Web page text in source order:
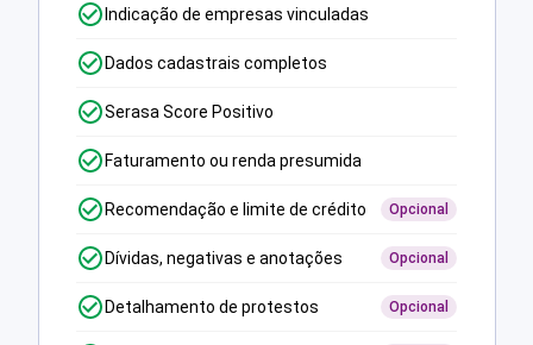
Indicação de empresas vinculadas
Dados cadastrais completos
Serasa Score Positivo
Faturamento ou renda presumida
Recomendação e limite de crédito Opcional
Dívidas, negativas e anotações Opcional
Detalhamento de protestos Opcional